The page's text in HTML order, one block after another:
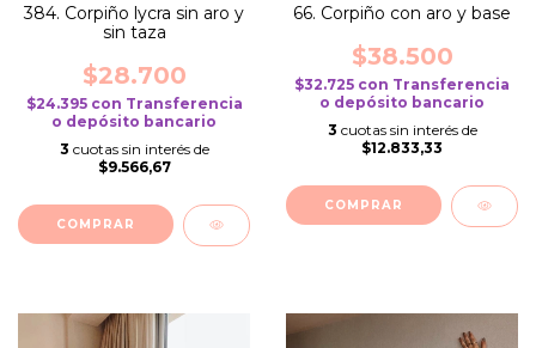
384. Corpiño lycra sin aro y
sin taza
$28.700
$24.395 con Transferencia
o depósito bancario
3 cuotas sin interés de
$9.566,67
COMPRAR
66. Corpiño con aro y base
$38.500
$32.725 con Transferencia
o depósito bancario
3 cuotas sin interés de
$12.833,33
COMPRAR